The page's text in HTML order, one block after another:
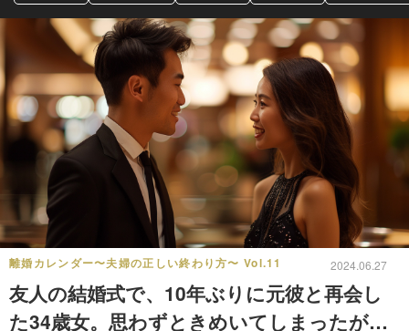
離婚カレンダー〜夫婦の正しい終わり方〜 Vol.11 2024.06.27
友人の結婚式で、10年ぶりに元彼と再会し
た34歳女。思わずときめいてしまったが…